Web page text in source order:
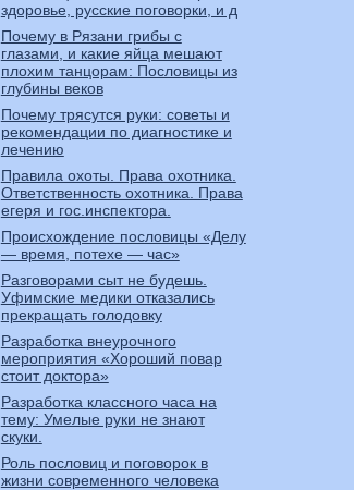
здоровье, русские поговорки, и д
Почему в Рязани грибы с
глазами, и какие яйца мешают
плохим танцорам: Пословицы из
глубины веков
Почему трясутся руки: советы и
рекомендации по диагностике и
лечению
Правила охоты. Права охотника.
Ответственность охотника. Права
егеря и гос.инспектора.
Происхождение пословицы «Делу
— время, потехе — час»
Разговорами сыт не будешь.
Уфимские медики отказались
прекращать голодовку
Разработка внеурочного
мероприятия «Хороший повар
стоит доктора»
Разработка классного часа на
тему: Умелые руки не знают
скуки.
Роль пословиц и поговорок в
жизни современного человека